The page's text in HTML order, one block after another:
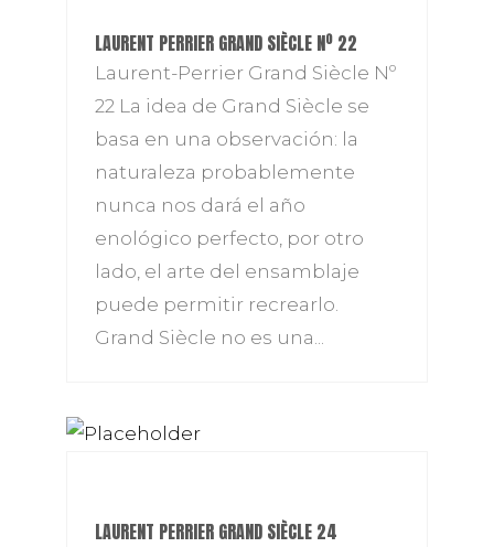
LAURENT PERRIER GRAND SIÈCLE Nº 22
Laurent-Perrier Grand Siècle Nº
22 La idea de Grand Siècle se
basa en una observación: la
naturaleza probablemente
nunca nos dará el año
enológico perfecto, por otro
lado, el arte del ensamblaje
puede permitir recrearlo.
Grand Siècle no es una...
LAURENT PERRIER GRAND SIÈCLE 24